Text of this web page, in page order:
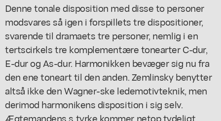
Denne tonale disposition med disse to personer
modsvares så igen i forspillets tre dispositioner,
svarende til dramaets tre personer, nemlig i en
tertscirkels tre komplementære tonearter C-dur,
E-dur og As-dur. Harmonikken bevæger sig nu fra
den ene toneart til den anden. Zemlinsky benytter
altså ikke den Wagner-ske ledemotivteknik, men
derimod harmonikens disposition i sig selv.
Ægtemandens s tyrke kommer netop tydeligt